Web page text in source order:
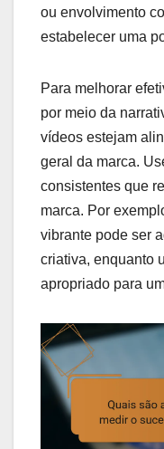
ou envolvimento
estabelecer uma
Para melhorar
por meio da
vídeos estejam
geral da marca.
consistentes que
marca. Por
vibrante pode ser
criativa, enquanto
apropriado para